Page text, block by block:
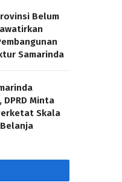
Belum
Samarinda
Minta
Skala